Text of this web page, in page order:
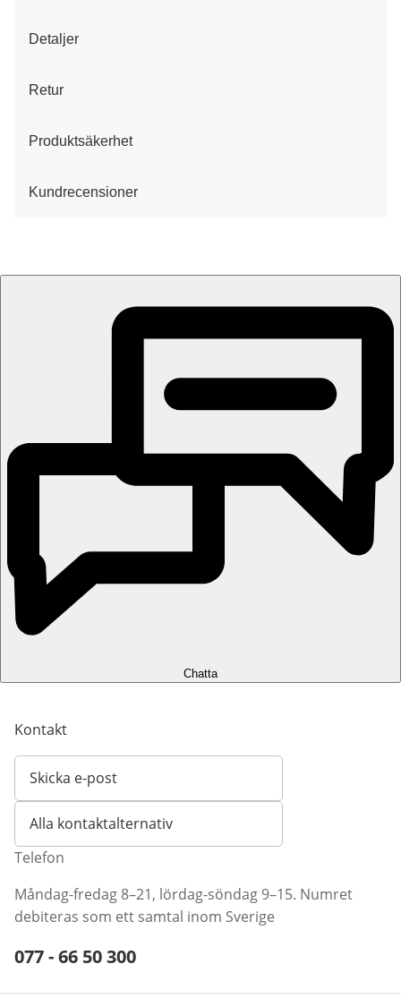
Detaljer
Retur
Produktsäkerhet
Kundrecensioner
Chatta
Kontakt
Skicka e-post
Öppnar e-postklient
Alla kontaktalternativ
Telefon
Måndag-fredag 8–21, lördag-söndag 9–15. Numret
debiteras som ett samtal inom Sverige
Telefonnummer:
077 - 66 50 300